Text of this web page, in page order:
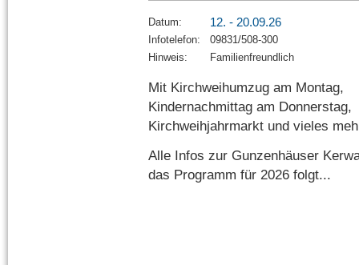
Datum: 12. - 20.09.26
Infotelefon: 09831/508-300
Hinweis:
Familienfreundlich
Mit Kirchweihumzug am Montag,
Kindernachmittag am Donnerstag,
Kirchweihjahrmarkt und vieles
Alle Infos zur Gunzenhäuser
das Programm für 2026 folgt...